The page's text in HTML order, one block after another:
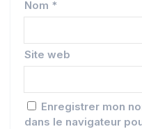
Nom *
Site web
Enregistrer mon
dans le navigateur